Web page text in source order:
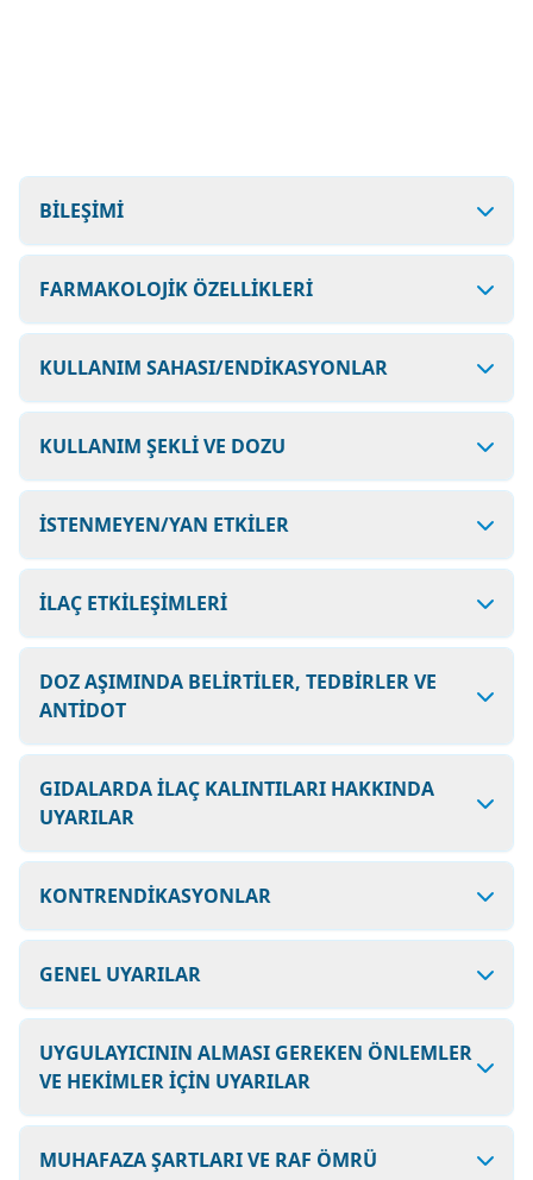
BİLEŞİMİ
FARMAKOLOJİK ÖZELLİKLERİ
KULLANIM SAHASI/ENDİKASYONLAR
KULLANIM ŞEKLİ VE DOZU
İSTENMEYEN/YAN ETKİLER
İLAÇ ETKİLEŞİMLERİ
DOZ AŞIMINDA BELİRTİLER, TEDBİRLER VE
ANTİDOT
GIDALARDA İLAÇ KALINTILARI HAKKINDA
UYARILAR
KONTRENDİKASYONLAR
GENEL UYARILAR
UYGULAYICININ ALMASI GEREKEN ÖNLEMLER
VE HEKİMLER İÇİN UYARILAR
MUHAFAZA ŞARTLARI VE RAF ÖMRÜ